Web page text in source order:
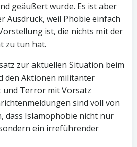
geäußert wurde. Es ist aber
Ausdruck, weil Phobie einfach
ist, die nichts mit der
zu tun hat.
zur aktuellen Situation beim
den Aktionen militanter
und Terror mit Vorsatz
sind voll von
dass Islamophobie nicht nur
ein irreführender